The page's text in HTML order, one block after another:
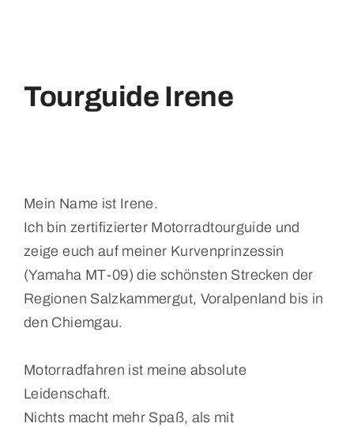
Tourguide Irene
Mein Name ist Irene.
Ich bin zertifizierter Motorradtourguide und
zeige euch auf meiner Kurvenprinzessin
(Yamaha MT-09) die schönsten Strecken der
Regionen Salzkammergut, Voralpenland bis in
den Chiemgau.
Motorradfahren ist meine absolute
Leidenschaft.
Nichts macht mehr Spaß, als mit